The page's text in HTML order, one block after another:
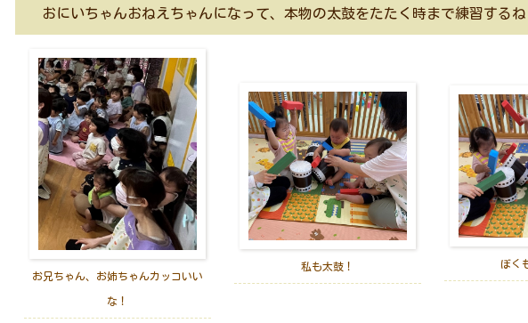
おにいちゃんおねえちゃんになって、本物の太鼓をたたく時まで練習するね
お兄ちゃん、お姉ちゃんカッコいい
な！
私も太鼓！ ぼく